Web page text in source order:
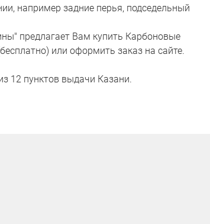
например задние перья, подседельный
предлагает Вам купить Карбоновые
или оформить заказ на сайте.
12 пунктов выдачи Казани.